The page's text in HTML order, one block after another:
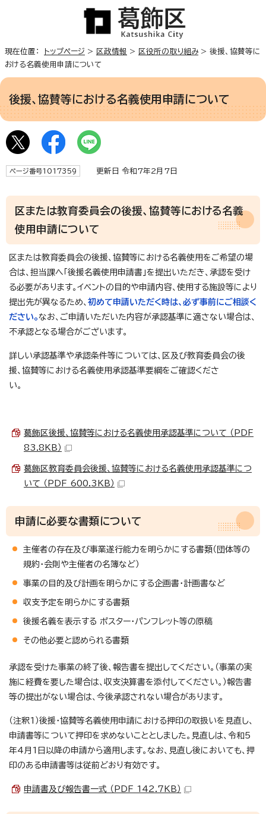
現在位置： トップページ > 区政情報 > 区役所の取り組み> 後援、協賛等に
おける名義使用申請について
後援、協賛等における名義使用申請について
ページ番号1017359 更新日 令和7年2月7日
区または教育委員会の後援、協賛等における名義
使用申請について
区または教育委員会の後援、協賛等における名義使用をご希望の場
合は、担当課へ「後援名義使用申請書」を提出いただき、承認を受け
る必要があります。イベントの目的や申請内容、使用する施設等により
提出先が異なるため、 初めて申請いただく時は、必ず事前にご相談く
ださい。なお、ご申請いただいた内容が承認基準に適さない場合は、
不承認となる場合がございます。
詳しい承認基準や承認条件等については、区及び教育委員会の後
援、協賛等における名義使用承認基準要綱をご確認くださ
い。
葛飾区後援、協賛等における名義使用承認基準について （PDF
83.8KB）
葛飾区教育委員会後援、協賛等における名義使用承認基準につ
いて （PDF 600.3KB）
申請に必要な書類について
主催者の存在及び事業遂行能力を明らかにする書類（団体等の
規約・会則や主催者の名簿など）
事業の目的及び計画を明らかにする企画書・計画書など
収支予定を明らかにする書類
後援名義を表示する ポスター・パンフレット等の原稿
その他必要と認められる書類
承認を受けた事業の終了後、報告書を提出してください。（事業の実
施に経費を要した場合は、収支決算書を添付してください。）報告書
等の提出がない場合は、今後承認されない場合があります。
（注釈1）後援・協賛等名義使用申請における押印の取扱いを見直し、
申請書等について押印を求めないこととしました。見直しは、令和5
年4月1日以降の申請から適用します。なお、見直し後においても、押
印のある申請書等は従前どおり有効です。
申請書及び報告書一式 （PDF 142.7KB）